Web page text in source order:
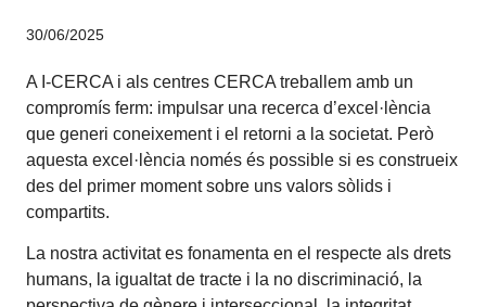
30/06/2025
A I-CERCA i als centres CERCA treballem amb un
compromís ferm: impulsar una recerca d’excel·lència
que generi coneixement i el retorni a la societat. Però
aquesta excel·lència només és possible si es construeix
des del primer moment sobre uns valors sòlids i
compartits.
La nostra activitat es fonamenta en el respecte als drets
humans, la igualtat de tracte i la no discriminació, la